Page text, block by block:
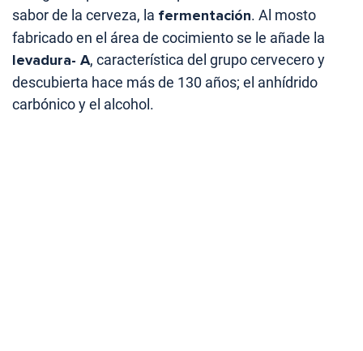
sabor de la cerveza, la fermentación. Al mosto
fabricado en el área de cocimiento se le añade la
levadura- A, característica del grupo cervecero y
descubierta hace más de 130 años; el anhídrido
carbónico y el alcohol.